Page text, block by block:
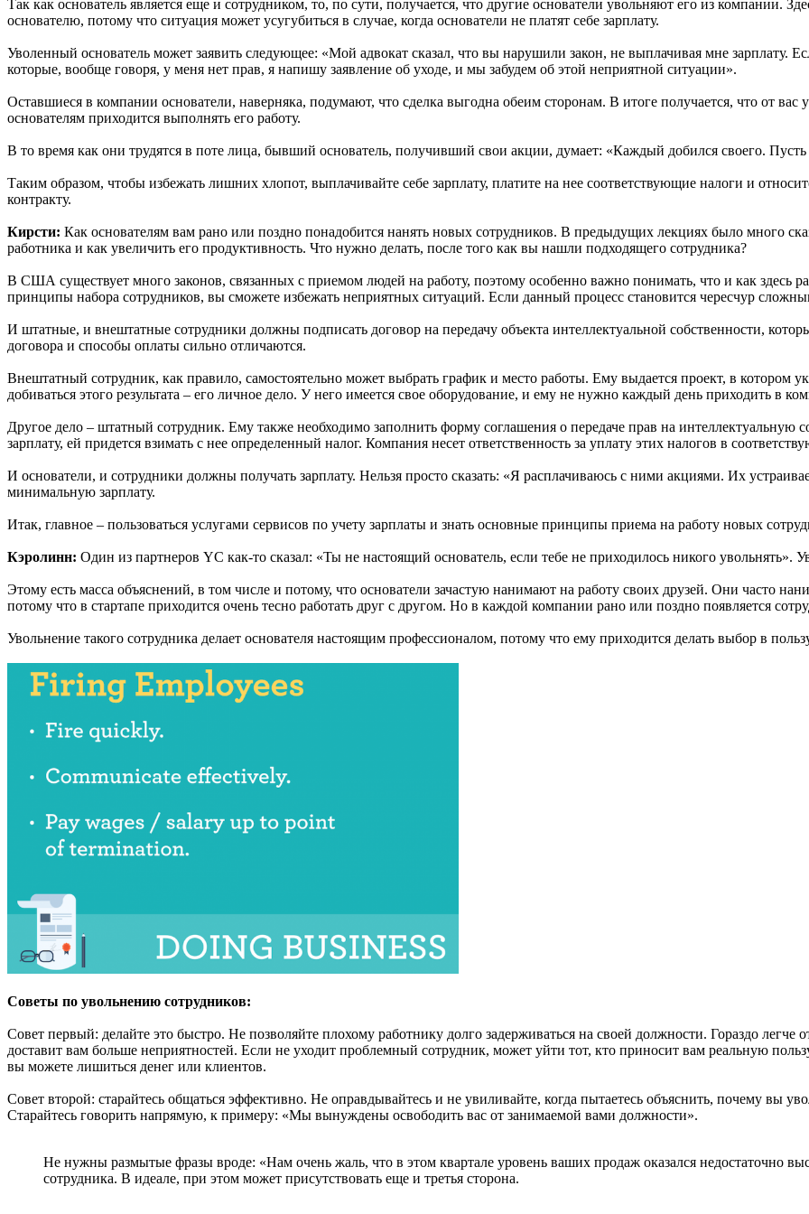
Так как основатель является еще и сотрудником, то, по сути, получается, что другие основатели увольняют его из компании.
основателю, потому что ситуация может усугубиться в случае, когда основатели не платят себе зарплату.
Уволенный основатель может заявить следующее: «Мой адвокат сказал, что вы нарушили закон, не выплачивая мне зарплату.
которые, вообще говоря, у меня нет прав, я напишу заявление об уходе, и мы забудем об этой неприятной ситуации».
Оставшиеся в компании основатели, наверняка, подумают, что сделка выгодна обеим сторонам. В итоге получается, что от
основателям приходится выполнять его работу.
В то время как они трудятся в поте лица, бывший основатель, получивший свои акции, думает: «Каждый добился своего. Пусть
Таким образом, чтобы избежать лишних хлопот, выплачивайте себе зарплату, платите на нее соответствующие налоги и
контракту.
Кирсти: Как основателям вам рано или поздно понадобится нанять новых сотрудников. В предыдущих лекциях было много
работника и как увеличить его продуктивность. Что нужно делать, после того как вы нашли подходящего сотрудника?
В США существует много законов, связанных с приемом людей на работу, поэтому особенно важно понимать, что и как здесь
принципы набора сотрудников, вы сможете избежать неприятных ситуаций. Если данный процесс становится чересчур
И штатные, и внештатные сотрудники должны подписать договор на передачу объекта интеллектуальной собственности,
договора и способы оплаты сильно отличаются.
Внештатный сотрудник, как правило, самостоятельно может выбрать график и место работы. Ему выдается проект, в котором
добиваться этого результата – его личное дело. У него имеется свое оборудование, и ему не нужно каждый день приходить в
Другое дело – штатный сотрудник. Ему также необходимо заполнить форму соглашения о передаче прав на интеллектуальную
зарплату, ей придется взимать с нее определенный налог. Компания несет ответственность за уплату этих налогов в
И основатели, и сотрудники должны получать зарплату. Нельзя просто сказать: «Я расплачиваюсь с ними акциями. Их
минимальную зарплату.
Итак, главное – пользоваться услугами сервисов по учету зарплаты и знать основные принципы приема на работу новых
Кэролинн: Один из партнеров YC как-то сказал: «Ты не настоящий основатель, если тебе не приходилось никого увольнять».
Этому есть масса объяснений, в том числе и потому, что основатели зачастую нанимают на работу своих друзей. Они часто
потому что в стартапе приходится очень тесно работать друг с другом. Но в каждой компании рано или поздно появляется
Увольнение такого сотрудника делает основателя настоящим профессионалом, потому что ему приходится делать выбор в
Советы по увольнению сотрудников:
Совет первый: делайте это быстро. Не позволяйте плохому работнику долго задерживаться на своей должности. Гораздо
доставит вам больше неприятностей. Если не уходит проблемный сотрудник, может уйти тот, кто приносит вам реальную
вы можете лишиться денег или клиентов.
Совет второй: старайтесь общаться эффективно. Не оправдывайтесь и не увиливайте, когда пытаетесь объяснить, почему вы
Старайтесь говорить напрямую, к примеру: «Мы вынуждены освободить вас от занимаемой вами должности».
Не нужны размытые фразы вроде: «Нам очень жаль, что в этом квартале уровень ваших продаж оказался недостаточно
сотрудника. В идеале, при этом может присутствовать еще и третья сторона.